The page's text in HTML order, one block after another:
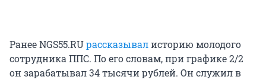
Ранее NGS55.RUрассказывалисторию молодого
сотрудника ППС. По его словам, при графике 2/2
он зарабатывал 34 тысячи рублей. Он служил в